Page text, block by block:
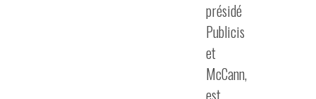
présidé
Publicis
et
McCann,